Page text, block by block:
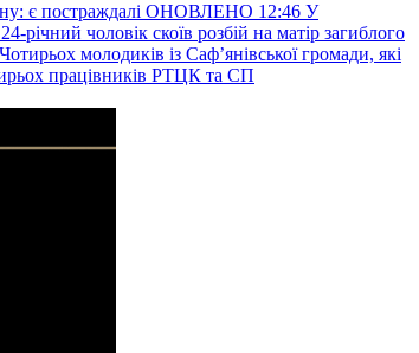
є постраждалі ОНОВЛЕНО 12:46 У
річний чоловік скоїв розбій на матір загиблого
Чотирьох молодиків із Саф’янівської громади, які
працівників РТЦК та СП